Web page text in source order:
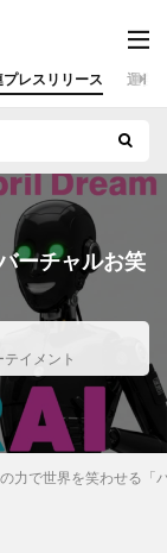
レスリリース 運営
ーチャルお笑
イメント
力で世界を笑わせる「